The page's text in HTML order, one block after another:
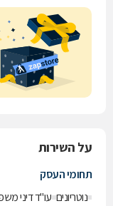
על השירות
תחומי העסק
נוטריונים עו"ד דיני